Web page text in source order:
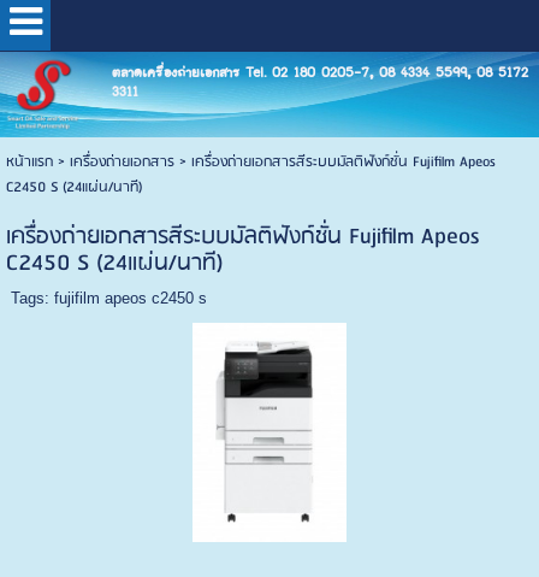
ตลาดเครื่องถ่ายเอกสาร Tel. 02 180 0205-7, 08 4334 5599, 08 5172
3311
หน้าแรก> เครื่องถ่ายเอกสาร> เครื่องถ่ายเอกสารสีระบบมัลติฟังก์ชั่น Fujifilm Apeos
C2450 S (24แผ่น/นาที)
เครื่องถ่ายเอกสารสีระบบมัลติฟังก์ชั่น Fujifilm Apeos
C2450 S (24แผ่น/นาที)
Tags: fujifilm apeos c2450 s